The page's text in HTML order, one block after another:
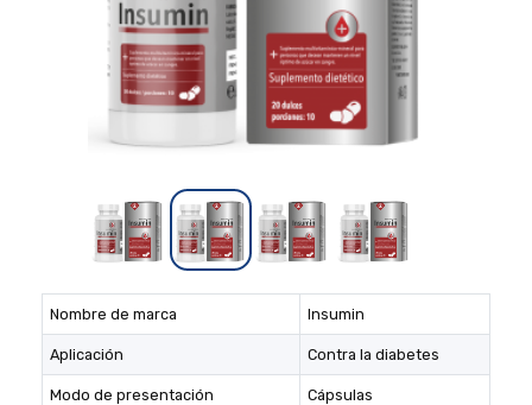
Nombre de marca Insumin
Aplicación Contra la diabetes
Modo de presentación Cápsulas